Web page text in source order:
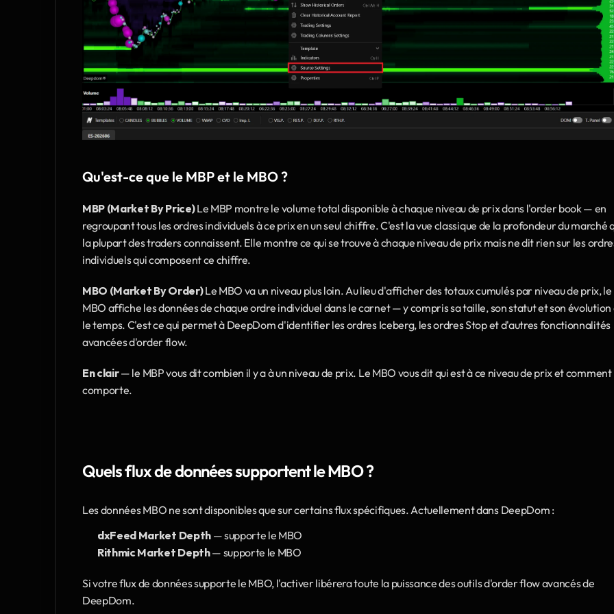
Qu'est-ce que le MBP et le MBO ?
MBP (Market By Price) Le MBP montre le volume total disponible à chaque niveau de prix dans l'order book — en
regroupant tous les ordres individuels à ce prix en un seul chiffre. C'est la vue classique de la profondeur du marché
la plupart des traders connaissent. Elle montre ce qui se trouve à chaque niveau de prix mais ne dit rien sur les
individuels qui composent ce chiffre.
MBO (Market By Order) Le MBO va un niveau plus loin. Au lieu d'afficher des totaux cumulés par niveau de prix, le
MBO affiche les données de chaque ordre individuel dans le carnet — y compris sa taille, son statut et son évolution
le temps. C'est ce qui permet à DeepDom d'identifier les ordres Iceberg, les ordres Stop et d'autres fonctionnalités
avancées d'order flow.
En clair — le MBP vous dit combien il y a à un niveau de prix. Le MBO vous dit qui est à ce niveau de prix et comment
comporte.
Quels flux de données supportent le MBO ?
Les données MBO ne sont disponibles que sur certains flux spécifiques. Actuellement dans DeepDom :
dxFeed Market Depth — supporte le MBO
Rithmic Market Depth — supporte le MBO
Si votre flux de données supporte le MBO, l'activer libérera toute la puissance des outils d'order flow avancés de
DeepDom.